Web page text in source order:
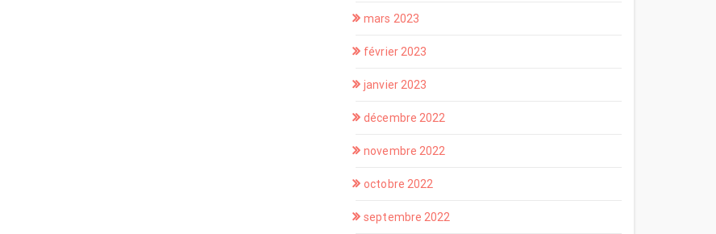
mars 2023
février 2023
janvier 2023
décembre 2022
novembre 2022
octobre 2022
septembre 2022